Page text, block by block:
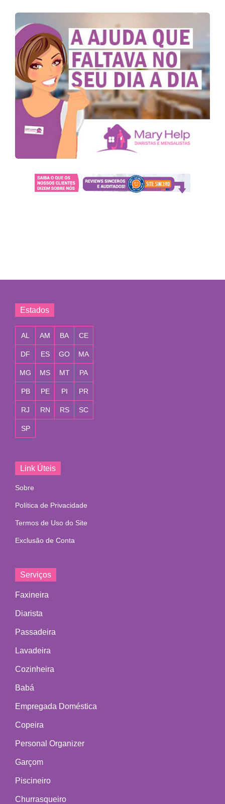
Estados
AL AM BA CE
DF ES GO MA
MG MS MT PA
PB PE PI PR
RJ RN RS SC
SP
Link Úteis
Sobre
Política de Privacidade
Termos de Uso do Site
Exclusão de Conta
Serviços
Faxineira
Diarista
Passadeira
Lavadeira
Cozinheira
Babá
Empregada Doméstica
Copeira
Personal Organizer
Garçom
Piscineiro
Churrasqueiro